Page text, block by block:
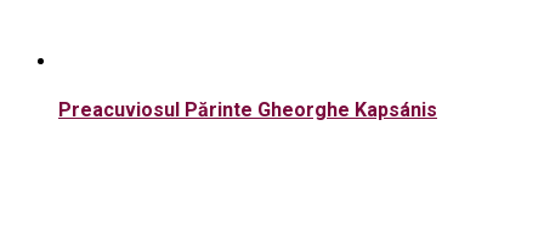
Preacuviosul Părinte Gheorghe Kapsánis